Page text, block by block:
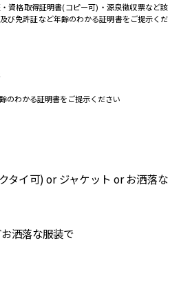
資格取得証明書(コピー可)・源泉徴収票など該
び免許証など年齢のわかる証明書をご提示くだ
のわかる証明書をご提示ください
タイ可) or ジャケット or お洒落な
洒落な服装で